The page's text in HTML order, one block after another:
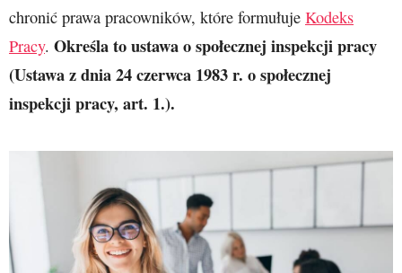
chronić prawa pracowników, które formułuje Kodeks
Pracy. Określa to ustawa o społecznej inspekcji pracy
(Ustawa z dnia 24 czerwca 1983 r. o społecznej
inspekcji pracy, art. 1.).